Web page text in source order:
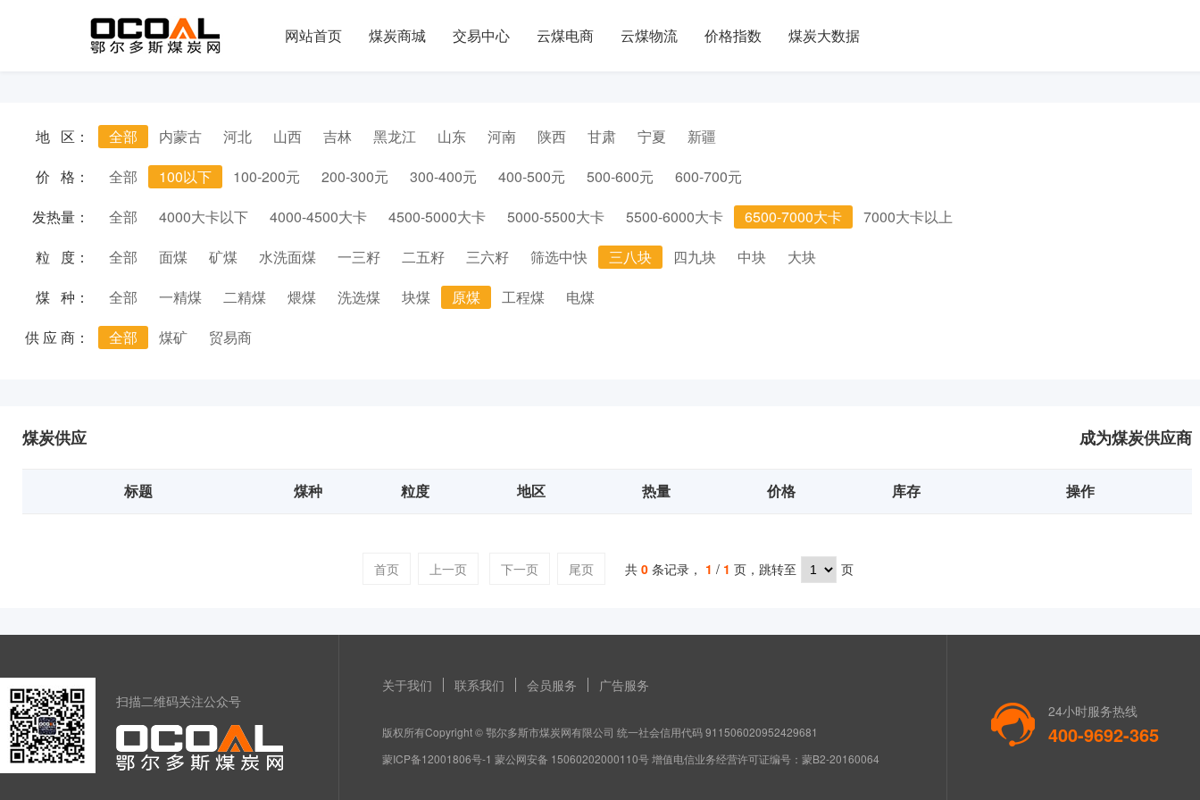
网站首页 煤炭商城 交易中心 云煤电商 云煤物流 价格指数 煤炭大数据
地 区： 全部 内蒙古 河北 山西 吉林 黑龙江 山东 河南 陕西 甘肃 宁夏
新疆
价 格：
全部 100以下 100-200元 200-300元 300-400元 400-500元 500-600元
600-700元
发热量：
全部 4000大卡以下 4000-4500大卡 4500-5000大卡 5000-5500大卡 5500-6000大卡 6500-7000大卡
7000大卡以上
粒 度：
全部 面煤 矿煤 水洗面煤 一三籽 二五籽 三六籽 筛选中快 三八块 四九块 中块
大块
煤 种：
全部 一精煤 二精煤 煨煤 洗选煤 块煤 原煤 工程煤
电煤
供 应 商：
全部 煤矿 贸易商
成为煤炭供应商
煤炭供应
标题 煤种 粒度 地区 热量 价格 库存 操作
首页 上一页 下一页 尾页 共 0 条记录， 1 / 1 页，跳转至 页
扫描二维码关注公众号
关于我们 联系我们 会员服务 广告服务
版权所有Copyright © 鄂尔多斯市煤炭网有限公司 统一社会信用代码 911506020952429681
蒙ICP备12001806号-1 蒙公网安备 15060202000110号 增值电信业务经营许可证编号：蒙B2-20160064
24小时服务热线
400-9692-365